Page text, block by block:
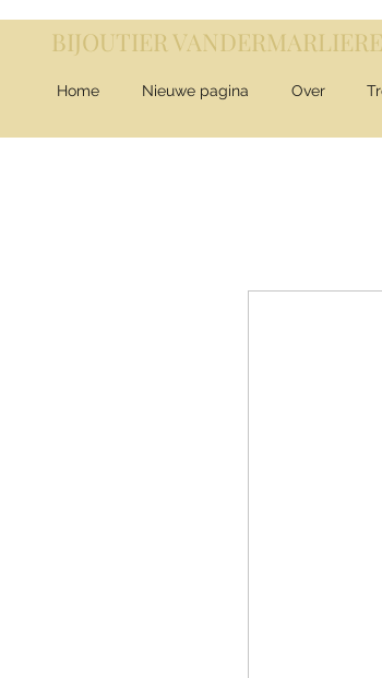
BIJOUTIER VANDERMARLIERE
Home Nieuwe pagina Over